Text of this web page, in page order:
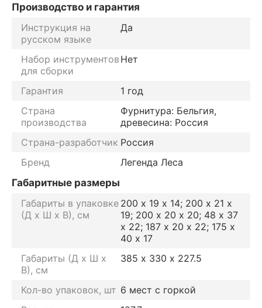
Производство и гарантия
Инструкция на
русском языке
Да
Набор инструментов
для сборки
Нет
Гарантия
1 год
Страна
производства
Фурнитура: Бельгия,
древесина: Россия
Страна-разработчик Россия
Бренд
Легенда Леса
Габаритные размеры
Габариты в упаковке
(Д х Ш х В), см
200 х 19 х 14; 200 х 21 х
19; 200 х 20 х 20; 48 х 37
х 22; 187 х 20 х 22; 175 х
40 х 17
Габариты (Д х Ш х
В), см
385 х 330 х 227.5
Кол-во упаковок, шт 6 мест с горкой